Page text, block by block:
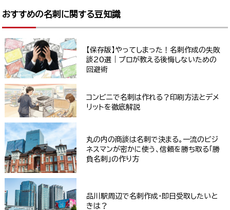
おすすめの名刺に関する豆知識
【保存版】やってしまった！名刺作成の失敗
談20選｜プロが教える後悔しないための
回避術
コンビニで名刺は作れる？印刷方法とデメ
リットを徹底解説
丸の内の商談は名刺で決まる。一流のビジ
ネスマンが密かに使う、信頼を勝ち取る「勝
負名刺」の作り方
品川駅周辺で名刺作成・即日受取したいと
きは？